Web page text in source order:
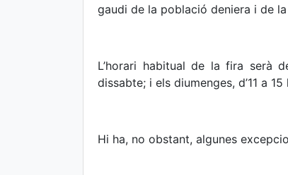
gaudi de la població deniera i de
L’horari habitual de la fira serà
dissabte; i els diumenges, d’11 a
Hi ha, no obstant, algunes